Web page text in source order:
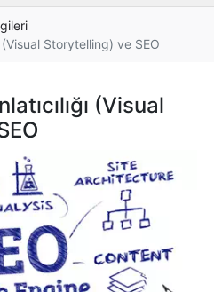
(Visual Storytelling) ve SEO
(Visual